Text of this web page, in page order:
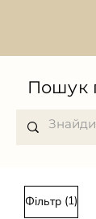
Пошук
Фільтр (1)